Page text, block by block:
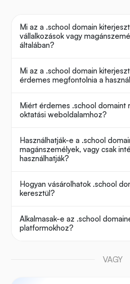
Mi az a .school domain
vállalkozások vagy
általában?
Mi az a .school domain
érdemes megfontolnia a
Miért érdemes .school domaint
oktatási weboldalamhoz?
Használhatják-e a .school
magánszemélyek, vagy csak
használhatják?
Hogyan vásárolhatok .school
keresztül?
Alkalmasak-e az .school
platformokhoz?
VAGY